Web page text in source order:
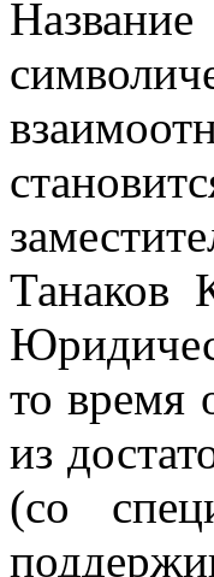
Танаков
то время
из
(со